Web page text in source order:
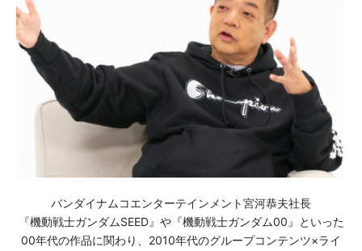
バンダイナムコエンターテインメント宮河恭夫社長
『機動戦士ガンダムSEED』や『機動戦士ガンダム00』といった
00年代の作品に関わり、2010年代のグループコンテンツ×ライ